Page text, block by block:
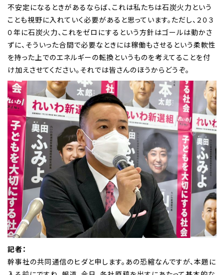
不安定になるときがあるならば、これは私たちは石炭火力という
ことも視野に入れていく必要があると思っています。ただし、２０３
０年に石炭火力、これをゼロにするという方針はゴールは動かさ
ずに、そういった合間で必要なときには稼働もさせるという柔軟性
を持った上でのエネルギーの転換というものを考えてることを付
け加えさせてください。それでは皆さんのほうからどうぞ。
記者：
幹事社の共同通信のヒダと申します。あの恐縮なんですが、本題に